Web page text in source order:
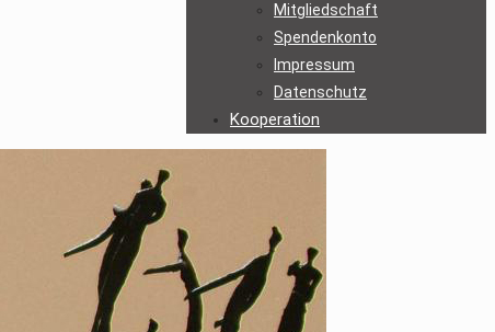
Mitgliedschaft
Spendenkonto
Impressum
Datenschutz
Kooperation